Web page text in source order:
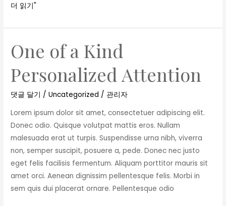
더 읽기"
One of a Kind
Personalized Attention
댓글 달기 /Uncategorized / 관리자
Lorem ipsum dolor sit amet, consectetuer adipiscing elit.
Donec odio. Quisque volutpat mattis eros. Nullam
malesuada erat ut turpis. Suspendisse urna nibh, viverra
non, semper suscipit, posuere a, pede. Donec nec justo
eget felis facilisis fermentum. Aliquam porttitor mauris sit
amet orci. Aenean dignissim pellentesque felis. Morbi in
sem quis dui placerat ornare. Pellentesque odio
One
of
a
Kind
Personalized
Attention